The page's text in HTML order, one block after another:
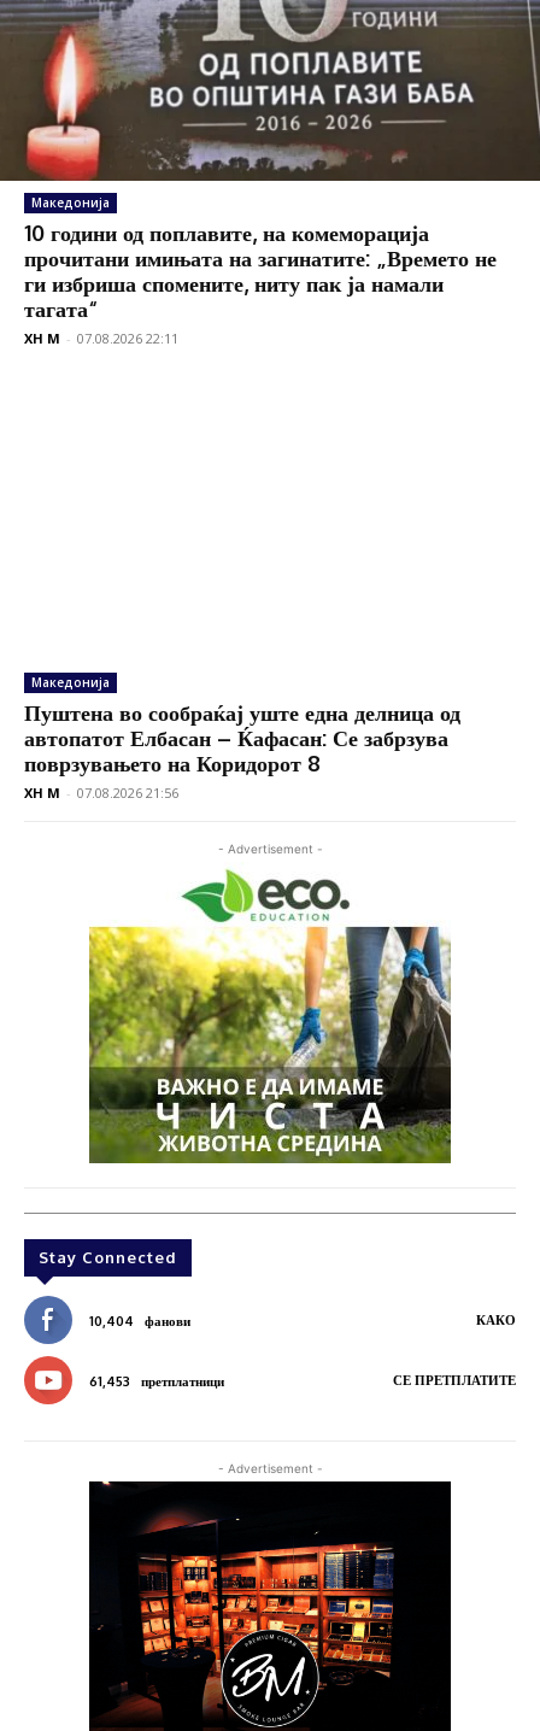
Македонија
10 години од поплавите, на комеморација
прочитани имињата на загинатите: „Времето не
ги избриша спомените, ниту пак ја намали
тагата“
XH M - 07.08.2026 22:11
Македонија
Пуштена во сообраќај уште една делница од
автопатот Елбасан – Ќафасан: Се забрзува
поврзувањето на Коридорот 8
XH M - 07.08.2026 21:56
- Advertisement -
Stay Connected
10,404 фанови КАКО
61,453 претплатници СЕ ПРЕТПЛАТИТЕ
- Advertisement -